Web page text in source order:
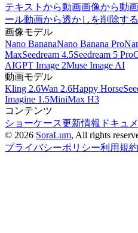
テキストから動画画像から動画
ール動画から透かしを削除する
画像モデル
Nano BananaNano Banana Pro
MaxSeedream 4.5Seedream 5 Pro
AIGPT Image 2Muse Image AI
動画モデル
Kling 2.6Wan 2.6Happy Horse
Imagine 1.5MiniMax H3
コンテンツ
ショーケース更新情報 ドキュ
© 2026 SoraLum, All rights
プライバシーポリシー利用規約